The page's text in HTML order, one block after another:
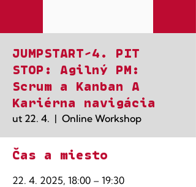
JUMPSTART-4. PIT
STOP: Agilný PM:
Scrum a Kanban A
Kariérna navigácia
ut 22. 4.
  |
Online Workshop
Čas a miesto
22. 4. 2025, 18:00 – 19:30